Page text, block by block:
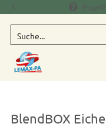
BlendBOX Eiche